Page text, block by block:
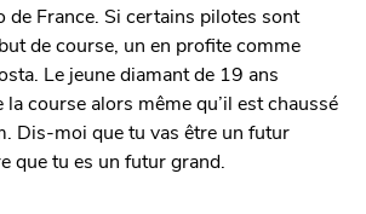
de France. Si certains pilotes sont
de course, un en profite comme
Le jeune diamant de 19 ans
la course alors même qu’il est chaussé
Dis-moi que tu vas être un futur
que tu es un futur grand.